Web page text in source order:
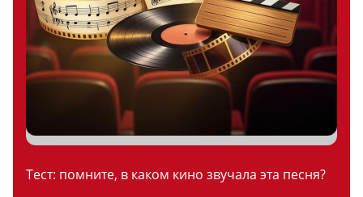
Тест: помните, в каком кино звучала эта песня?